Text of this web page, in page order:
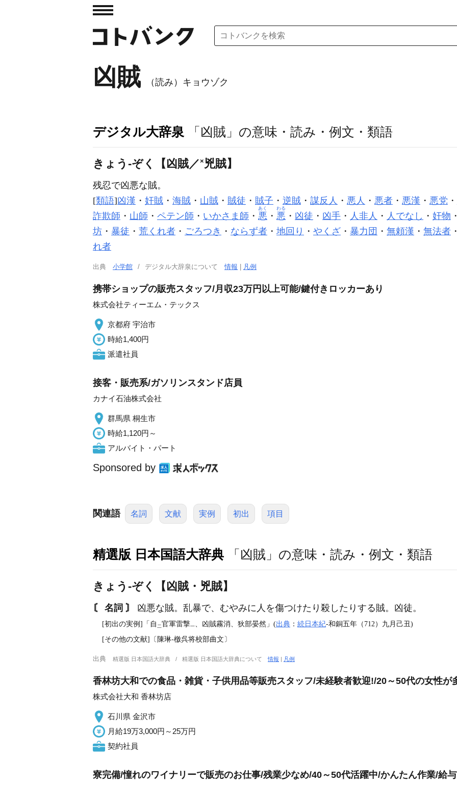
凶賊 （読み）キョウゾク
デジタル大辞泉 「凶賊」の意味・読み・例文・類語
きょう‐ぞく【凶賊／× 兇賊】
残忍で凶悪な賊。
[類語]凶漢 ・ 奸賊 ・ 海賊 ・ 山賊 ・ 賊徒 ・ 賊子 ・ 逆賊 ・ 謀反人 ・ 悪人 ・ 悪者 ・ 悪漢 ・ 悪党 ・
詐欺師 ・ 山師 ・ ペテン師 ・ いかさま師 ・ 悪
あく
・ 悪
わる
・ 凶徒 ・ 凶手 ・ 人非人 ・ 人でなし ・ 奸物 ・
坊 ・ 暴徒 ・ 荒くれ者 ・ ごろつき ・ ならず者 ・ 地回り ・ やくざ ・ 暴力団 ・ 無頼漢 ・ 無法者 ・
れ者
出典 小学館 デジタル大辞泉について情報 凡例
携帯ショップの販売スタッフ/月収23万円以上可能/鍵付きロッカーあり
株式会社ティーエム・テックス
京都府 宇治市
時給1,400円
派遣社員
接客・販売系/ガソリンスタンド店員
カナイ石油株式会社
群馬県 桐生市
時給1,120円～
アルバイト・パート
Sponsored by
関連語 名詞 文献 実例 初出 項目
精選版 日本国語大辞典 「凶賊」の意味・読み・例文・類語
きょう‐ぞく【凶賊・兇賊】
〘 名詞 〙 凶悪な賊。乱暴で、むやみに人を傷つけたり殺したりする賊。凶徒。
[初出の実例]「自 二官軍雷撃一 、凶賊霧消、狄部晏然」(出典 ： 続日本紀‐和銅五年（712）九月己丑)
[その他の文献]〔陳琳‐檄呉将校部曲文〕
出典 精選版 日本国語大辞典 精選版 日本国語大辞典について情報 | 凡例
香林坊大和での食品・雑貨・子供用品等販売スタッフ/未経験者歓迎!/20～50代の女性が
株式会社大和 香林坊店
石川県 金沢市
月給19万3,000円～25万円
契約社員
寮完備/憧れのワイナリーで販売のお仕事/残業少なめ/40～50代活躍中/かんたん作業/給